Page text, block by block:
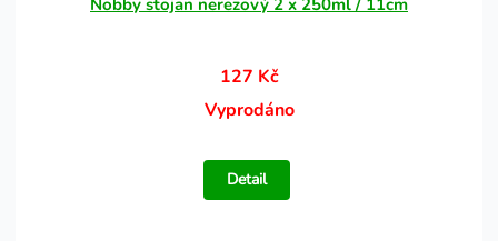
Nobby stojan nerezový 2 x 250ml / 11cm
127 Kč
Vyprodáno
Detail